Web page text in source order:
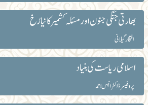
بھارتی جنگی جنون اور مسئلہ کشمیر کا نیا رُخ
افتخار گیلانی
اسلامی ریاست کی بنیاد
پروفیسر ڈاکٹر انیس احمد